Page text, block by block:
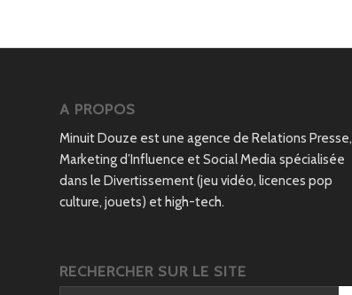
A PROPOS
Minuit Douze est une agence de Relations Presse,
Marketing d’Influence et Social Media spécialisée
dans le Divertissement (jeu vidéo, licences pop
culture, jouets) et high-tech.
RECHERCHER SUR LE SITE